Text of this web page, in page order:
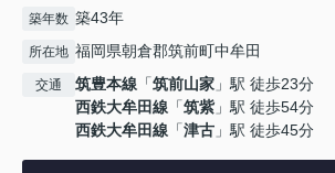
築年数 築43年
所在地 福岡県朝倉郡筑前町中牟田
交通 筑豊本線 「筑前山家 」駅 徒歩23分
西鉄大牟田線 「筑紫」駅 徒歩54分
西鉄大牟田線 「津古 」駅 徒歩45分